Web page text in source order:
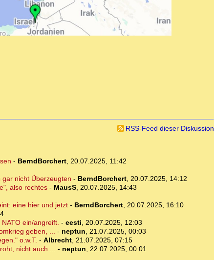
RSS-Feed dieser Diskussion
- BerndBorchert, 20.07.2025, 11:42
nicht Überzeugten - BerndBorchert, 20.07.2025, 14:12
also rechtes- MausS, 20.07.2025, 14:43
eine hier und jetzt- BerndBorchert, 20.07.2025, 16:10
ein/angreift. - eesti
20.07.2025, 12:03
geben, ...
- neptun
21.07.2025, 00:03
o.w.T. - Albrecht, 21.07.2025, 07:15
nicht auch ...
- neptun
22.07.2025, 00:01